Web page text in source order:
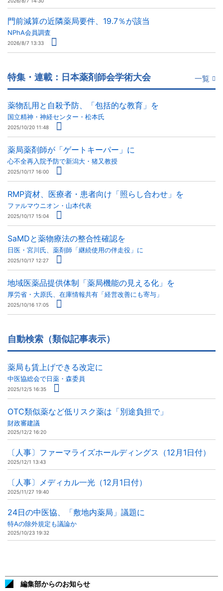
門前減算の近隣薬局要件、19.7％が該当
NPhA会員調査
2026/8/7 13:33
特集・連載：日本薬剤師会学術大会 一覧
薬物乱用と自殺予防、「包括的な教育」を
国立精神・神経センター・松本氏
2025/10/20 11:48
薬局薬剤師が「ゲートキーパー」に
心不全再入院予防で新潟大・猪又教授
2025/10/17 16:00
RMP資材、医療者・患者向け「照らし合わせ」を
ファルマウニオン・山本代表
2025/10/17 15:04
SaMDと薬物療法の整合性確認を
日医・宮川氏、薬剤師「継続使用の伴走役」に
2025/10/17 12:27
地域医薬品提供体制「薬局機能の見える化」を
厚労省・大原氏、在庫情報共有「経営改善にも寄与」
2025/10/16 17:05
自動検索（類似記事表示）
薬局も賃上げできる改定に
中医協総会で日薬・森委員
2025/12/5 16:35
OTC類似薬など低リスク薬は「別途負担で」
財政審建議
2025/12/2 16:20
〔人事〕ファーマライズホールディングス（12月1日付）
2025/12/1 13:43
〔人事〕メディカル一光（12月1日付）
2025/11/27 19:40
24日の中医協、「敷地内薬局」議題に
特Aの除外規定も議論か
2025/10/23 19:32
編集部からのお知らせ